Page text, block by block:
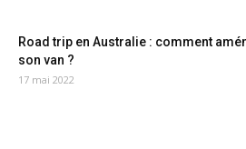
Road trip en Australie : comment
son van ?
17 mai 2022